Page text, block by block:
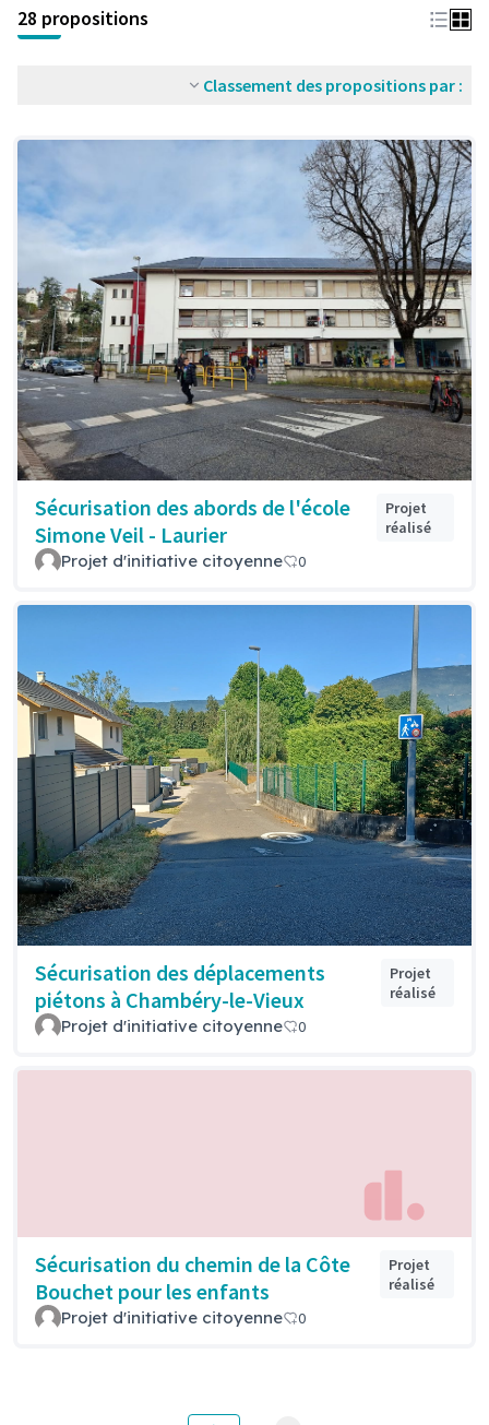
28 propositions
Classement des propositions par :
Sécurisation des abords de l'école
Simone Veil - Laurier
Projet
réalisé
Projet d'initiative citoyenne 0
Sécurisation des déplacements
piétons à Chambéry-le-Vieux
Projet
réalisé
Projet d'initiative citoyenne 0
Sécurisation du chemin de la Côte
Bouchet pour les enfants
Projet
réalisé
Projet d'initiative citoyenne 0